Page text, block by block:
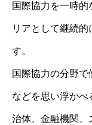
国際協力を一時
リアとして継続
す。
国際協力の分野
などを思い浮かべ
治体、金融機関、